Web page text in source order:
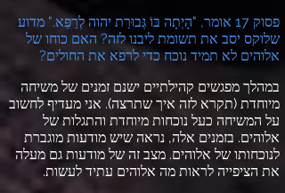
פסוק 17 אומר, "הָיְתָה בּוֹ גְּבוּרַת יהוה לְרַפֵּא." מדוע
שלוקס יסב את תשומת ליבנו לזה? האם כוחו של
אלוהים לא תמיד נוכח כדי לרפא את החולים?
במהלך מפגשים קהילתיים ישנם זמנים של משיחה
מיוחדת (תקרא לזה איך שתרצה). אני מעדיף לחשוב
על המשיחה כעל נוכחות מיוחדת והתגלות של
אלוהים. בזמנים אלה, נראה שיש מודעות מוגברת
לנוכחותו של אלוהים. מצב זה של מודעות גם מעלה
את הציפייה לראות מה אלוהים עתיד לעשות.